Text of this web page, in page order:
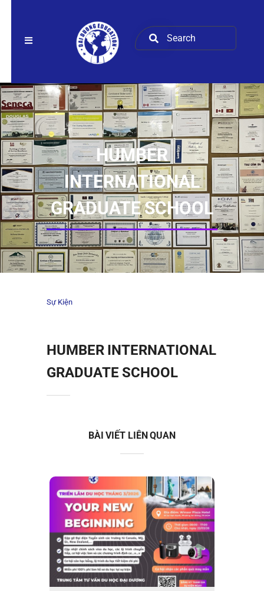
HUMBER
INTERNATIONAL
GRADUATE SCHOOL
Sự Kiện
HUMBER INTERNATIONAL
GRADUATE SCHOOL
BÀI VIẾT LIÊN QUAN